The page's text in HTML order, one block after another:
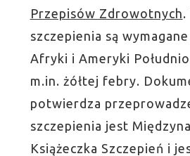
Przepisów Zdrowotnych.
szczepienia są
Afryki i Ameryki
m.in. żółtej febry.
potwierdza
szczepienia jest
Książeczka Szczepień i